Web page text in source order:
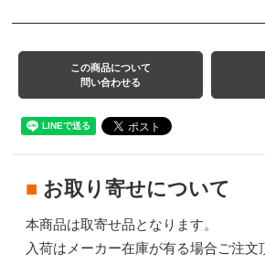
この商品について
問い合わせる
■ お取り寄せについて
本商品は取寄せ品となります。
入荷はメーカー在庫が有る場合ご注文